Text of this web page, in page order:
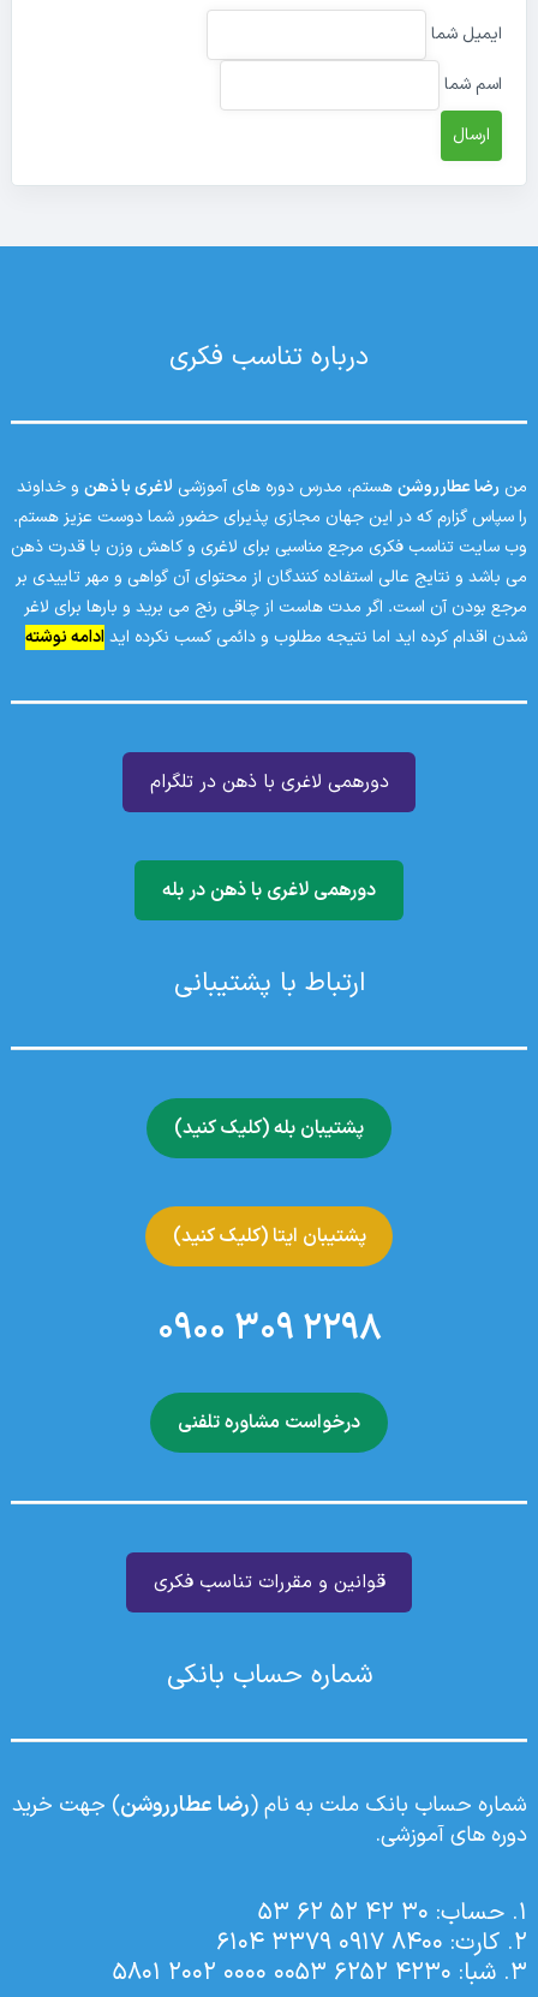
ایمیل شما
اسم شما
درباره تناسب فکری
من رضا عطارروشنهستم، مدرس دوره های آموزشی لاغری با ذهن و خداوند
را سپاس گزارم که در این جهان مجازی پذیرای حضور شما دوست عزیز هستم.
وب سایت تناسب فکری مرجع مناسبی برای لاغری و کاهش وزن با قدرت ذهن
می باشد و نتایج عالی استفاده کنندگان از محتوای آن گواهی و مهر تاییدی بر
مرجع بودن آن است. اگر مدت هاست از چاقی رنج می برید و بارها برای لاغر
شدن اقدام کرده اید اما نتیجه مطلوب و دائمی کسب نکرده ایدادامه نوشته
دورهمی لاغری با ذهن در تلگرام
دورهمی لاغری با ذهن در بله
ارتباط با پشتیبانی
پشتیبان بله (کلیک کنید)
پشتیبان ایتا (کلیک کنید)
2298 309 0900
درخواست مشاوره تلفنی
قوانین و مقررات تناسب فکری
شماره حساب بانکی
شماره حساب بانک ملت به نام (رضا عطارروشن) جهت خرید
دوره های آموزشی.
۱. حساب: 30 42 52 62 53
۲. کارت: 8400 0917 3379 6104
۳. شبا: 4230 6252 0053 0000 2002 5801